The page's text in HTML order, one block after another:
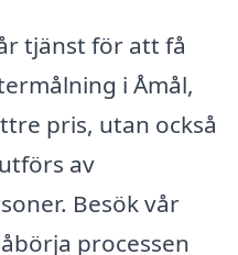
tjänst för att få
i Åmål,
pris, utan också
av
Besök vår
processen